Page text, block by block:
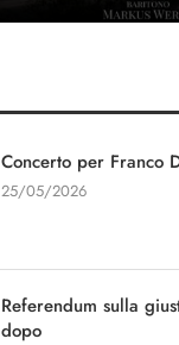
Concerto per Franco
25/05/2026
Referendum sulla
dopo